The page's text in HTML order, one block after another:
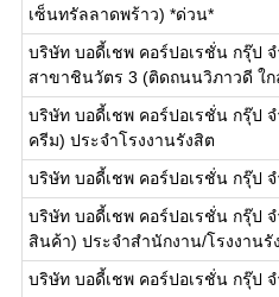
เซ็นทรัลลาดพร้าว) *ด่วน*
บริษัท บอดี้เชพ คอร์ปอเรชั่น กรุ๊ป จ
สาขาชินวัตร 3 (ติดถนนวิภาวดี ใ
บริษัท บอดี้เชพ คอร์ปอเรชั่น กรุ๊ป จ
ครีม) ประจำโรงงานรังสิต
บริษัท บอดี้เชพ คอร์ปอเรชั่น กรุ๊ป จ
บริษัท บอดี้เชพ คอร์ปอเรชั่น กรุ๊ป จ
สินค้า) ประจำสำนักงาน/โรงงานรั
บริษัท บอดี้เชพ คอร์ปอเรชั่น กรุ๊ป จ